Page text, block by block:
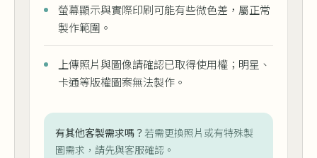
螢幕顯示與實際印刷可能有些微色差，屬正常
製作範圍。
上傳照片與圖像請確認已取得使用權；明星、
卡通等版權圖案無法製作。
有其他客製需求嗎？ 若需更換照片或有特殊製
圖需求，請先與客服確認。